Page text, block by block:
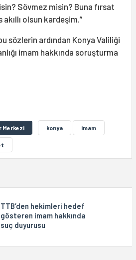
Sövmez misin? Buna fırsat
olsun kardeşim.”
sözlerin ardından Konya Valiliği
imam hakkında soruşturma
Merkezi konya imam
TTB’den hekimleri hedef
gösteren imam hakkında
suç duyurusu